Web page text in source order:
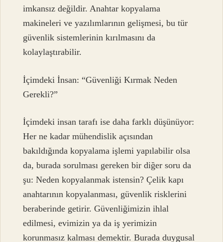
imkansız değildir. Anahtar kopyalama
makineleri ve yazılımlarının gelişmesi, bu tür
güvenlik sistemlerinin kırılmasını da
kolaylaştırabilir.
İçimdeki İnsan: “Güvenliği Kırmak Neden
Gerekli?”
İçimdeki insan tarafı ise daha farklı düşünüyor:
Her ne kadar mühendislik açısından
bakıldığında kopyalama işlemi yapılabilir olsa
da, burada sorulması gereken bir diğer soru da
şu: Neden kopyalanmak istensin? Çelik kapı
anahtarının kopyalanması, güvenlik risklerini
beraberinde getirir. Güvenliğimizin ihlal
edilmesi, evimizin ya da iş yerimizin
korunmasız kalması demektir. Burada duygusal